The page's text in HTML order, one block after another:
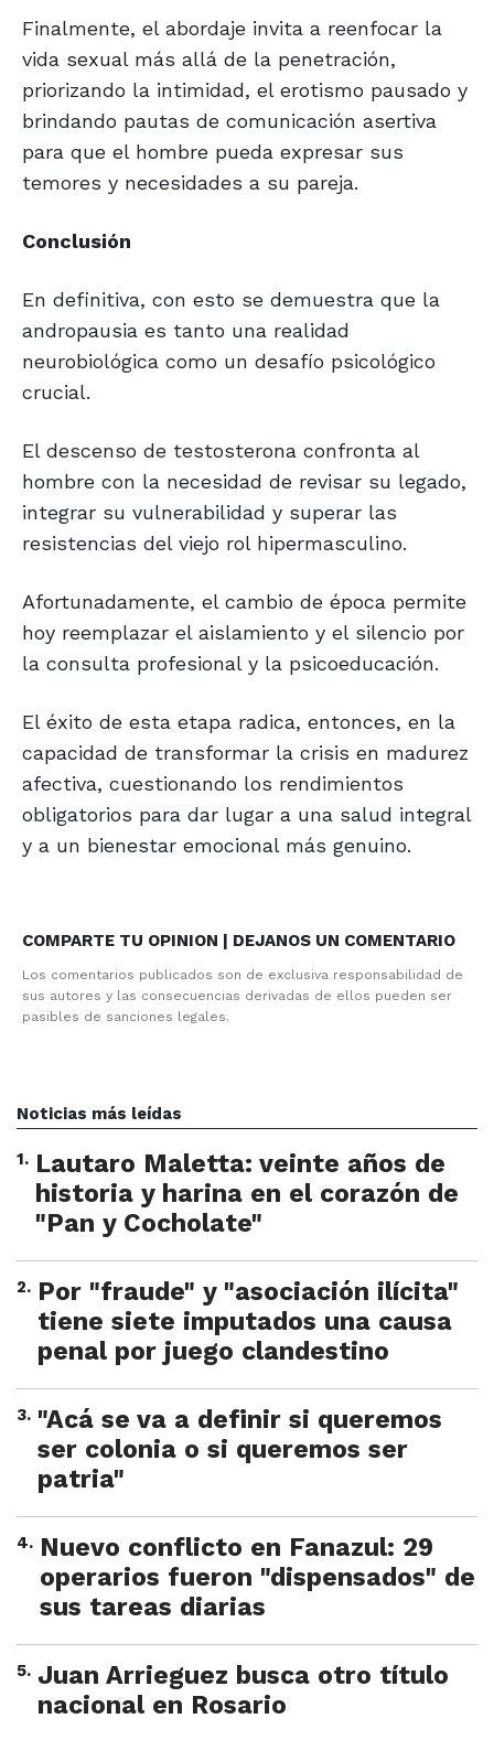
Finalmente, el abordaje invita a reenfocar la
vida sexual más allá de la penetración,
priorizando la intimidad, el erotismo pausado y
brindando pautas de comunicación asertiva
para que el hombre pueda expresar sus
temores y necesidades a su pareja.
Conclusión
En definitiva, con esto se demuestra que la
andropausia es tanto una realidad
neurobiológica como un desafío psicológico
crucial.
El descenso de testosterona confronta al
hombre con la necesidad de revisar su legado,
integrar su vulnerabilidad y superar las
resistencias del viejo rol hipermasculino.
Afortunadamente, el cambio de época permite
hoy reemplazar el aislamiento y el silencio por
la consulta profesional y la psicoeducación.
El éxito de esta etapa radica, entonces, en la
capacidad de transformar la crisis en madurez
afectiva, cuestionando los rendimientos
obligatorios para dar lugar a una salud integral
y a un bienestar emocional más genuino.
COMPARTE TU OPINION | DEJANOS UN COMENTARIO
Los comentarios publicados son de exclusiva responsabilidad de
sus autores y las consecuencias derivadas de ellos pueden ser
pasibles de sanciones legales.
Noticias más leídas
1. Lautaro Maletta: veinte años de
historia y harina en el corazón de
"Pan y Cocholate"
2. Por "fraude" y "asociación ilícita"
tiene siete imputados una causa
penal por juego clandestino
3. "Acá se va a definir si queremos
ser colonia o si queremos ser
patria"
4. Nuevo conflicto en Fanazul: 29
operarios fueron "dispensados" de
sus tareas diarias
5. Juan Arrieguez busca otro título
nacional en Rosario